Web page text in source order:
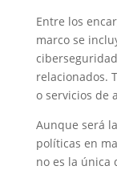
Entre los
marco se
relacionados.
o servicios de
Aunque será
políticas en
no es la única